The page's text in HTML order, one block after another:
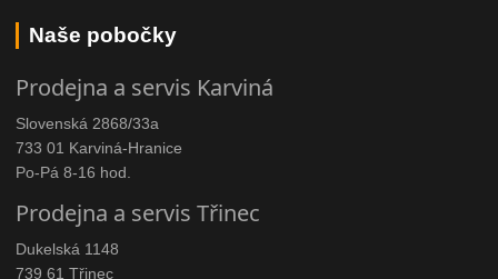
Naše pobočky
Prodejna a servis Karviná
Slovenská 2868/33a
733 01 Karviná-Hranice
Po-Pá 8-16 hod.
Prodejna a servis Třinec
Dukelská 1148
739 61 Třinec